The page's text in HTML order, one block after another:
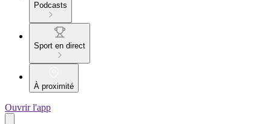
Podcasts
Sport en direct
À proximité
Ouvrir l'app